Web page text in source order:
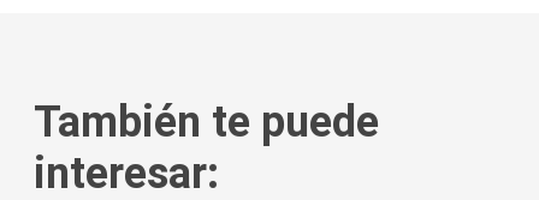
También te puede
interesar: